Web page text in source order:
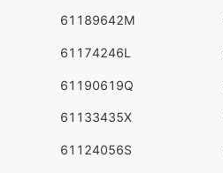
61189642M
61174246L
61190619Q
61133435X
61124056S